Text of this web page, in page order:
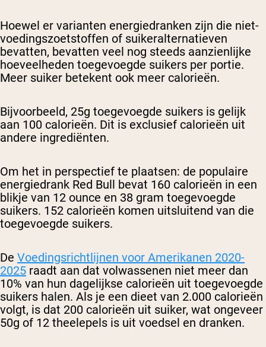
Hoewel er varianten energiedranken zijn die niet-
voedingszoetstoffen of suikeralternatieven
bevatten, bevatten veel nog steeds aanzienlijke
hoeveelheden toegevoegde suikers per portie.
Meer suiker betekent ook meer calorieën.
Bijvoorbeeld, 25g toegevoegde suikers is gelijk
aan 100 calorieën. Dit is exclusief calorieën uit
andere ingrediënten.
Om het in perspectief te plaatsen: de populaire
energiedrank Red Bull bevat 160 calorieën in een
blikje van 12 ounce en 38 gram toegevoegde
suikers. 152 calorieën komen uitsluitend van die
toegevoegde suikers.
De Voedingsrichtlijnen voor Amerikanen 2020-
2025 raadt aan dat volwassenen niet meer dan
10% van hun dagelijkse calorieën uit toegevoegde
suikers halen. Als je een dieet van 2.000 calorieën
volgt, is dat 200 calorieën uit suiker, wat ongeveer
50g of 12 theelepels is uit voedsel en dranken.